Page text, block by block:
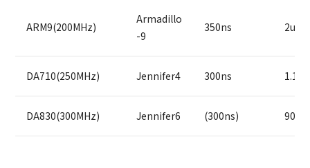
ARM9(200MHz)
Armadillo
-9
350ns 2us
DA710(250MHz) Jennifer4 300ns 1.1us
DA830(300MHz) Jennifer6 (300ns)